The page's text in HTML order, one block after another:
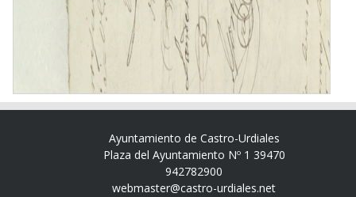
Ayuntamiento de Castro-Urdiales
Plaza del Ayuntamiento Nº 1 39470
942782900
webmaster@castro-urdiales.net